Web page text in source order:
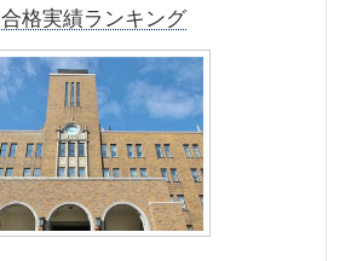
合格実績ランキング